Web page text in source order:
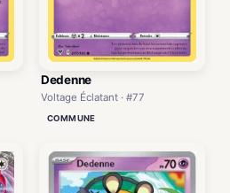
Dedenne
Voltage Éclatant · #77
COMMUNE